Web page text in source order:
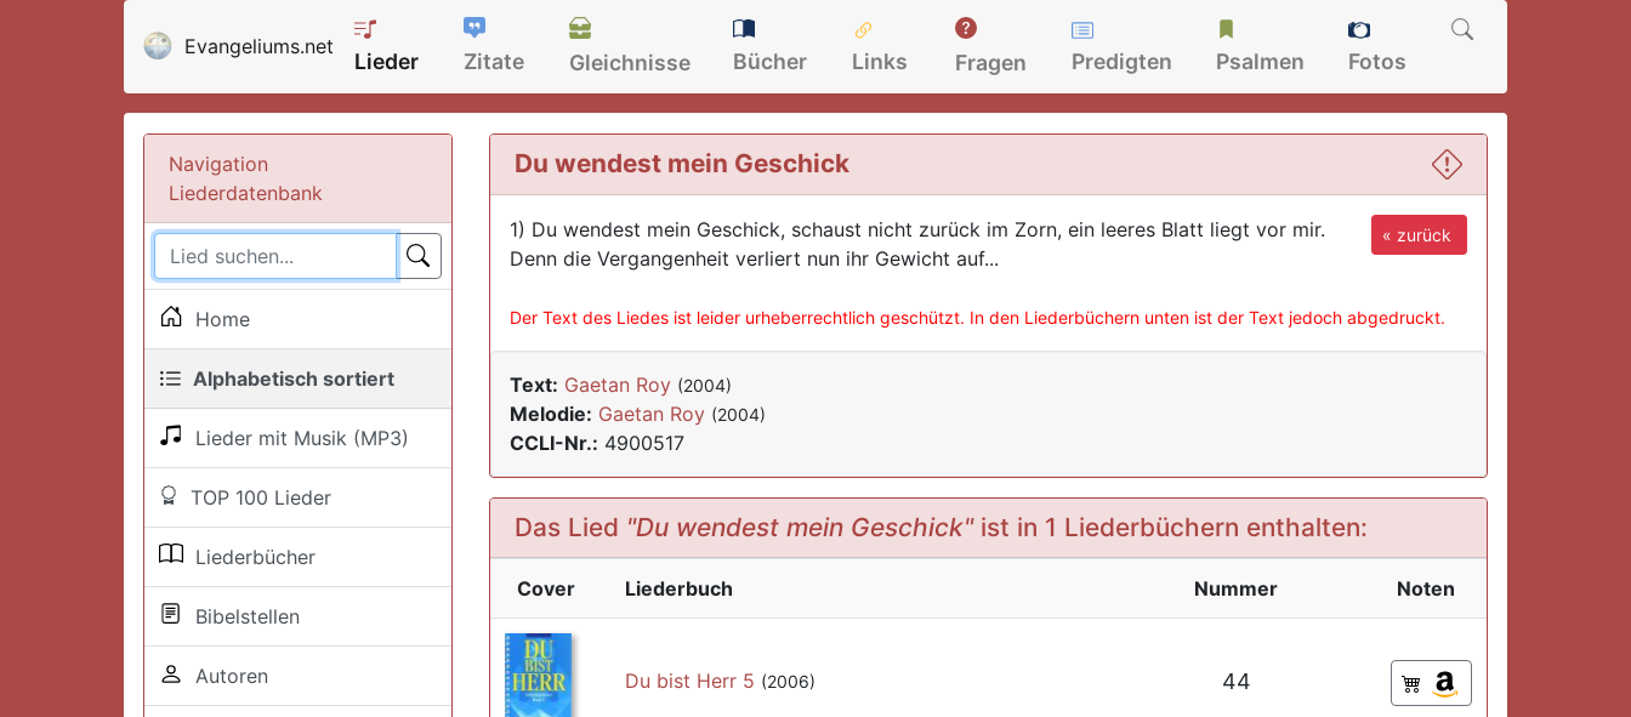
Evangeliums.net
Lieder Zitate Gleichnisse Bücher Links Fragen Predigten Psalmen Fotos
Navigation
Liederdatenbank
Home
Alphabetisch sortiert
Lieder mit Musik (MP3)
TOP 100 Lieder
Liederbücher
Bibelstellen
Autoren
Du wendest mein Geschick
« zurück
1) Du wendest mein Geschick, schaust nicht zurück im Zorn, ein leeres Blatt liegt vor mir.
Denn die Vergangenheit verliert nun ihr Gewicht auf...
Der Text des Liedes ist leider urheberrechtlich geschützt. In den Liederbüchern unten ist der Text jedoch abgedruckt.
Text: Gaetan Roy (2004)
Melodie: Gaetan Roy (2004)
CCLI-Nr.: 4900517
Das Lied "Du wendest mein Geschick"ist in 1 Liederbüchern enthalten:
Cover Liederbuch Nummer Noten
Du bist Herr 5 (2006) 44